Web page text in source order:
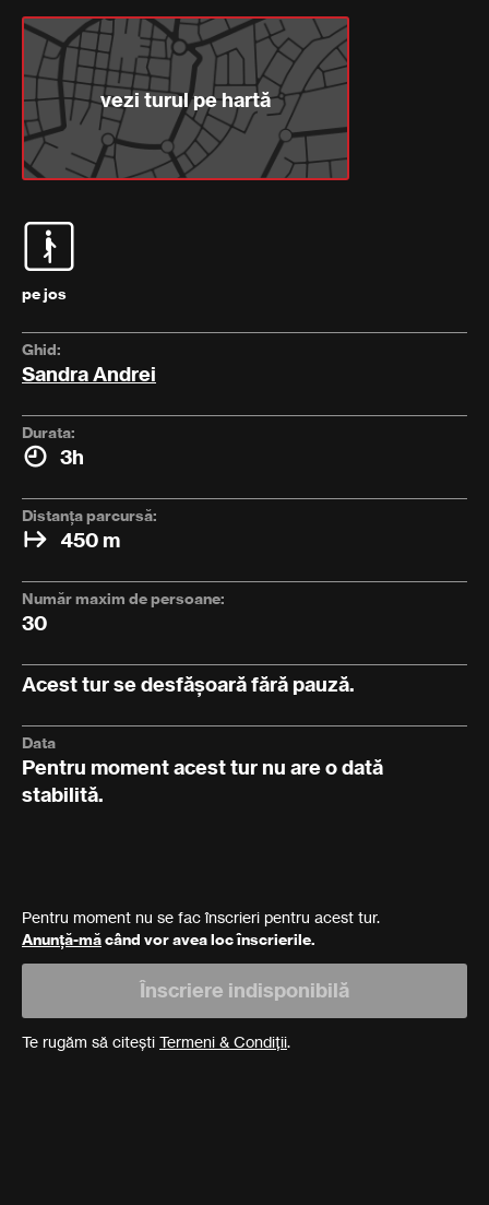
vezi turul pe hartă
pe jos
Ghid:
Sandra Andrei
Durata:
3h
Distanța parcursă:
450 m
Număr maxim de persoane:
30
Acest tur se desfășoară fără pauză.
Data
Pentru moment acest tur nu are o dată
stabilită.
Pentru moment nu se fac înscrieri pentru acest tur.
Anunță-măcând vor avea loc înscrierile.
Înscriere indisponibilă
Te rugăm să citești Termeni & Condiții.